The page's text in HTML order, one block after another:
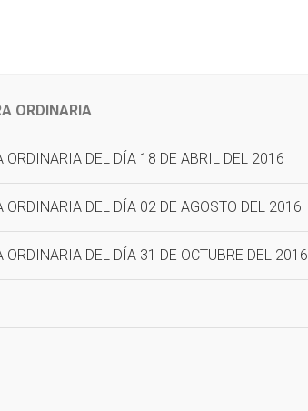
ORDINARIA
ORDINARIA DEL DÍA 18 DE ABRIL DEL 2016
ORDINARIA DEL DÍA 02 DE AGOSTO DEL 2016
ORDINARIA DEL DÍA 31 DE OCTUBRE DEL 2016